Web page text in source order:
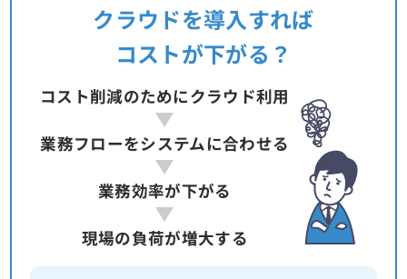
クラウドを導入すれば
コストが下がる？
コスト削減のためにクラウド利用
業務フローをシステムに合わせる
業務効率が下がる
現場の負荷が増大する